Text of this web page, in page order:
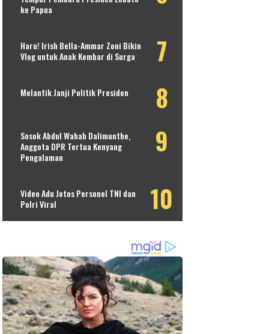
ke Papua
Haru! Irish Bella-Ammar Zoni Bikin
Vlog untuk Anak Kembar di Surga
Melantik Janji Politik Presiden
Sosok Abdul Wahab Dalimunthe,
Anggota DPR Tertua Kenyang
Pengalaman
Video Adu Jotos Personel TNI dan
Polri Viral